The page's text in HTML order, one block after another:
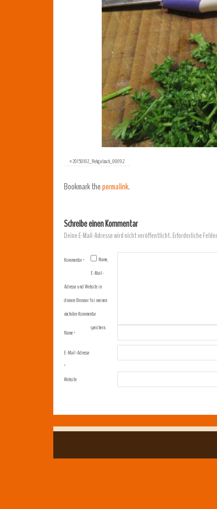
«20150102_Rehgulasch_0009.2
Bookmark thepermalink.
Schreibe einen Kommentar
Deine E-Mail-Adresse wird nicht veröffentlicht.Erforderliche
Kommentar*
Name*
E-Mail-Adresse
*
Website
Name,
E-Mail-
Adresse und Website in
diesem Browser für meinen
nächsten Kommentar
speichern.